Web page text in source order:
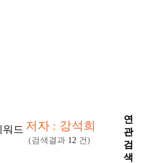
워드 저자 : 강석희
(검색결과 12 건)
연
관
검
색